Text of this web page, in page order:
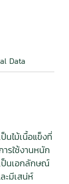
Data
นไม้เนื้อแข็งที่
รใช้งานหนัก
ป็นเอกลักษณ์
ะมีเสน่ห์